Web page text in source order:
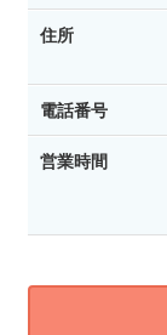
住所
電話番号
営業時間